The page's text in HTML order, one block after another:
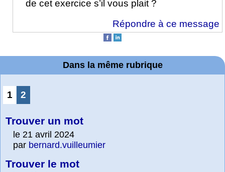
de cet exercice s’il vous plait ?
Répondre à ce message
Dans la même rubrique
1 2
Trouver un mot
le 21 avril 2024
par bernard.vuilleumier
Trouver le mot